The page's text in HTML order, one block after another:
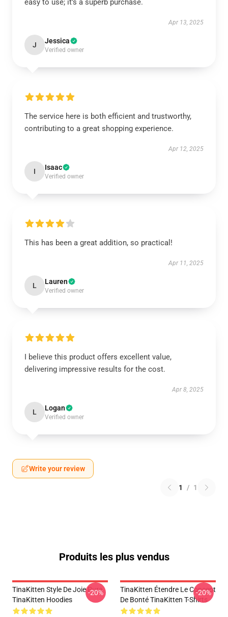
easy to use; it’s a superb purchase.
Apr 13, 2025
J Jessica
Verified owner
The service here is both efficient and trustworthy,
contributing to a great shopping experience.
Apr 12, 2025
I Isaac
Verified owner
This has been a great addition, so practical!
Apr 11, 2025
L Lauren
Verified owner
I believe this product offers excellent value,
delivering impressive results for the cost.
Apr 8, 2025
L Logan
Verified owner
Write your review
1 / 1
Produits les plus vendus
TinaKitten Style De Joie Pure
TinaKitten Hoodies
-20%
TinaKitten Étendre Le Concept
De Bonté TinaKitten T-Shirts
-20%